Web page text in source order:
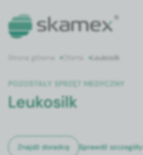
Oferta Leukosilk
POZOSTAŁY SPRZĘT MEDYCZNY
Leukosilk
Znajdź doradcę Sprawdź szczegóły